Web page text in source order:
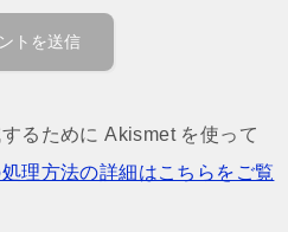
るために Akismet を使って
理方法の詳細はこちらをご覧